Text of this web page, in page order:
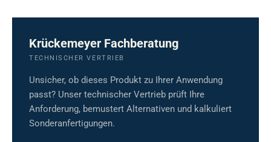
Krückemeyer Fachberatung
TECHNISCHER VERTRIEB
Unsicher, ob dieses Produkt zu Ihrer Anwendung
passt? Unser technischer Vertrieb prüft Ihre
Anforderung, bemustert Alternativen und kalkuliert
Sonderanfertigungen.